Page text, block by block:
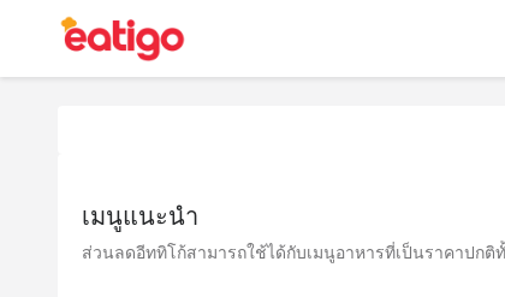
เมนูแนะนำ
ส่วนลดอีททิโก้สามารถใช้ได้กับเมนูอาหารที่เป็นราคาปกติ